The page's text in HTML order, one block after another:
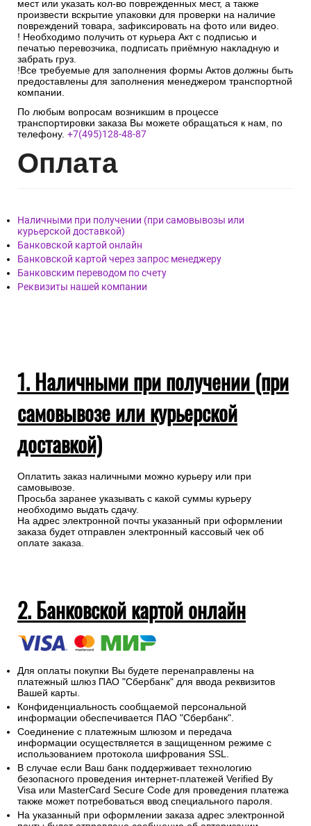
мест или указать кол-во поврежденных мест, а также
произвести вскрытие упаковки для проверки на наличие
повреждений товара, зафиксировать на фото или видео.
! Необходимо получить от курьера Акт с подписью и
печатью перевозчика, подписать приёмную накладную и
забрать груз.
!Все требуемые для заполнения формы Актов должны быть
предоставлены для заполнения менеджером транспортной
компании.
По любым вопросам возникшим в процессе
транспортировки заказа Вы можете обращаться к нам, по
телефону. +7(495)128-48-87
Оплата
Наличными при получении (при самовывозы или
курьерской доставкой)
Банковской картой онлайн
Банковской картой через запрос менеджеру
Банковским переводом по счету
Реквизиты нашей компании
1. Наличными при получении (при
самовывозе или курьерской
доставкой)
Оплатить заказ наличными можно курьеру или при
самовывозе.
Просьба заранее указывать с какой суммы курьеру
необходимо выдать сдачу.
На адрес электронной почты указанный при оформлении
заказа будет отправлен электронный кассовый чек об
оплате заказа.
2. Банковской картой онлайн
Для оплаты покупки Вы будете перенаправлены на
платежный шлюз ПАО "Сбербанк" для ввода реквизитов
Вашей карты.
Конфиденциальность сообщаемой персональной
информации обеспечивается ПАО "Сбербанк".
Соединение с платежным шлюзом и передача
информации осуществляется в защищенном режиме с
использованием протокола шифрования SSL.
В случае если Ваш банк поддерживает технологию
безопасного проведения интернет-платежей Verified By
Visa или MasterCard Secure Code для проведения платежа
также может потребоваться ввод специального пароля.
На указанный при оформлении заказа адрес электронной